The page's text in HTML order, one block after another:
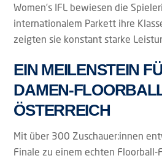
Women’s IFL bewiesen die
internationalem Parkett ihre
zeigten sie konstant starke
EIN MEILENSTEIN
DAMEN-
ÖSTERREICH
Mit über 300 Zuschauer:innen
Finale zu einem echten Floorball-